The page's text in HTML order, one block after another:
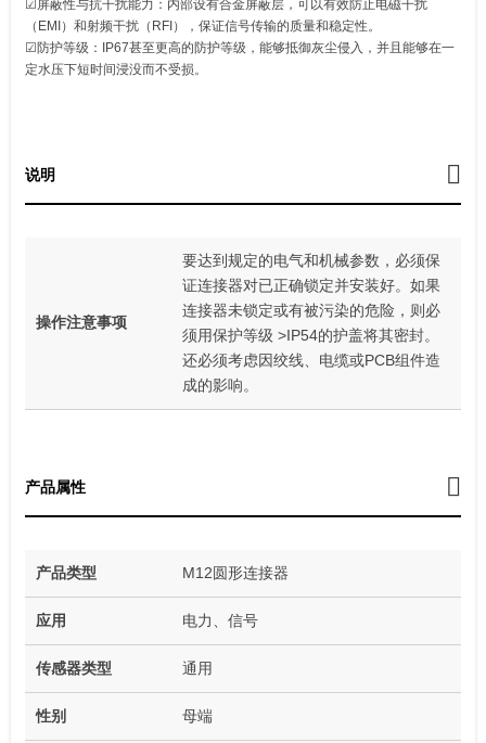
☑屏蔽性与抗干扰能力：内部设有合金屏蔽层，可以有效防止电磁干扰
（EMI）和射频干扰（RFI），保证信号传输的质量和稳定性。
☑防护等级：IP67甚至更高的防护等级，能够抵御灰尘侵入，并且能够在一
定水压下短时间浸没而不受损。
说明
操作注意事项
要达到规定的电气和机械参数，必须保
证连接器对已正确锁定并安装好。如果
连接器未锁定或有被污染的危险，则必
须用保护等级 >IP54的护盖将其密封。
还必须考虑因绞线、电缆或PCB组件造
成的影响。
产品属性
产品类型 M12圆形连接器
应用 电力、信号
传感器类型 通用
性别 母端